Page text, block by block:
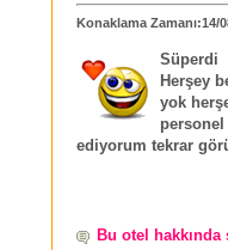
Konaklama Zamanı:14/
Süperdi
Herşey
yok
ediyorum tekrar
Bu otel hakkında